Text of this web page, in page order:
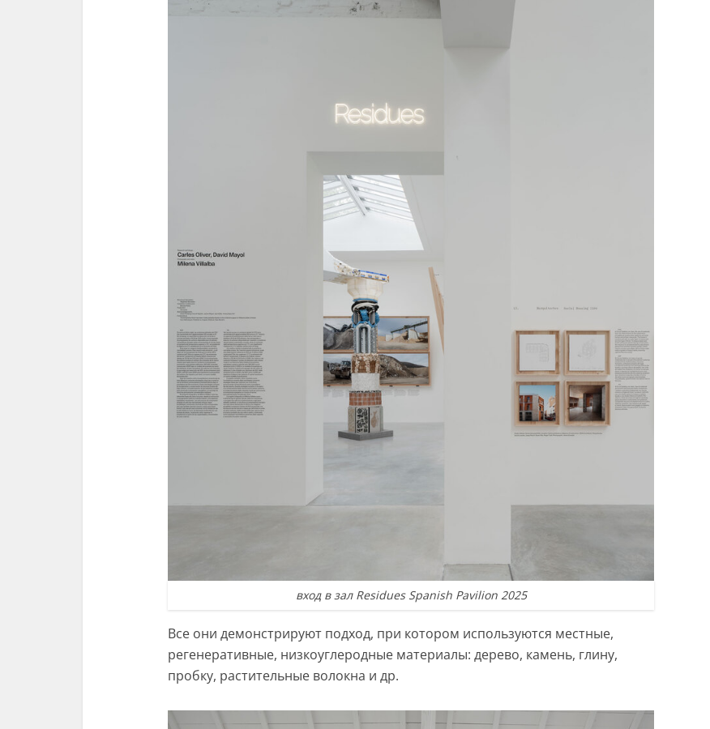
вход в зал Residues Spanish Pavilion 2025
Все они демонстрируют подход, при котором используются местные,
регенеративные, низкоуглеродные материалы: дерево, камень, глину,
пробку, растительные волокна и др.